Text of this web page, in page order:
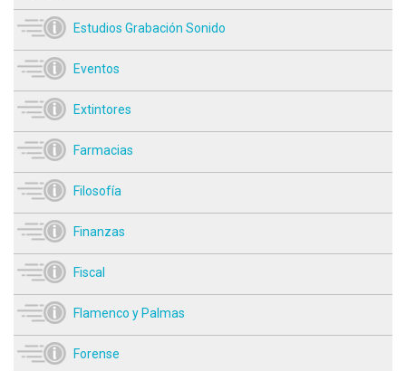
Estudios Grabación Sonido
Eventos
Extintores
Farmacias
Filosofía
Finanzas
Fiscal
Flamenco y Palmas
Forense